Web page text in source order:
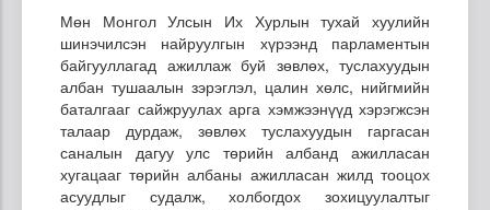
Мөн Монгол Улсын Их Хурлын тухай хуулийн
шинэчилсэн найруулгын хүрээнд парламентын
байгууллагад ажиллаж буй зөвлөх, туслахуудын
албан тушаалын зэрэглэл, цалин хөлс, нийгмийн
баталгааг сайжруулах арга хэмжээнүүд хэрэгжсэн
талаар дурдаж, зөвлөх туслахуудын гаргасан
саналын дагуу улс төрийн албанд ажилласан
хугацааг төрийн албаны ажилласан жилд тооцох
асуудлыг судалж, холбогдох зохицуулалтыг